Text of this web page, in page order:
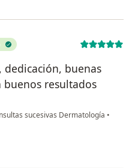
buenas
buenos resultados
sucesivas Dermatología •